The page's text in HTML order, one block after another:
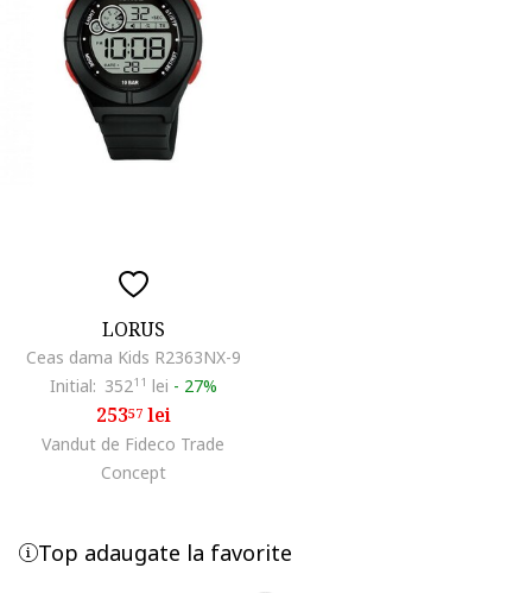
LORUS
Ceas dama Kids R2363NX-9
Initial: 35211 lei - 27%
25357lei
Vandut de Fideco Trade
Concept
Top adaugate la favorite